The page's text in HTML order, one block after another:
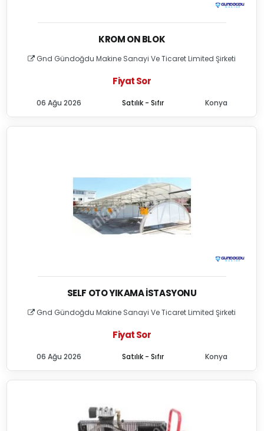
KROM ON BLOK
Gnd Gündoğdu Makine Sanayi Ve Ticaret Limited Şirketi
Fiyat Sor
Satılık - Sıfır
06 Ağu 2026 Konya
SELF OTO YIKAMA İSTASYONU
Gnd Gündoğdu Makine Sanayi Ve Ticaret Limited Şirketi
Fiyat Sor
Satılık - Sıfır
06 Ağu 2026 Konya